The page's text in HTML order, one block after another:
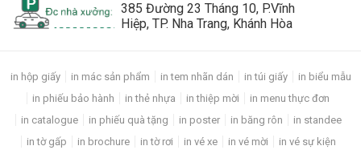
385 Đường 23 Tháng 10, P.Vĩnh
Hiệp, TP. Nha Trang, Khánh Hòa
in hộp giấy in mác sản phẩm in tem nhãn dán in túi giấy
in biểu mẫu
in phiếu bảo hành
in thẻ nhựa in thiệp mời
in menu thực đơn
in catalogue
in phiếu quà tặng in poster in băng rôn
in standee
in tờ gấp
in brochure in tờ rơi in vé xe in vé mời in vé sự kiện